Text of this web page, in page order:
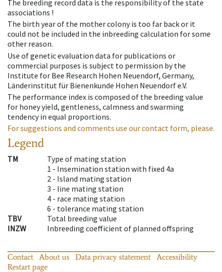
The breeding record data is the responsibility of the state
associations !
The birth year of the mother colony is too far back or it
could not be included in the inbreeding calculation for some
other reason.
Use of genetic evaluation data for publications or
commercial purposes is subject to permission by the
Institute for Bee Research Hohen Neuendorf, Germany,
Länderinstitut für Bienenkunde Hohen Neuendorf e.V.
The performance index is composed of the breeding value
for honey yield, gentleness, calmness and swarming
tendency in equal proportions.
For suggestions and comments use our contact form, please.
Legend
TM
Type of mating station
1 - Insemination station with fixed 4a
2 - Island mating station
3 - line mating station
4 - race mating station
6 - tolerance mating station
TBV
Total breeding value
INZW
Inbreeding coefficient of planned offspring
Contact About us Data privacy statement
Accessibility
Restart page